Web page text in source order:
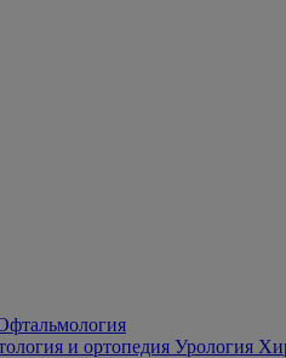
и ортопедия Урология